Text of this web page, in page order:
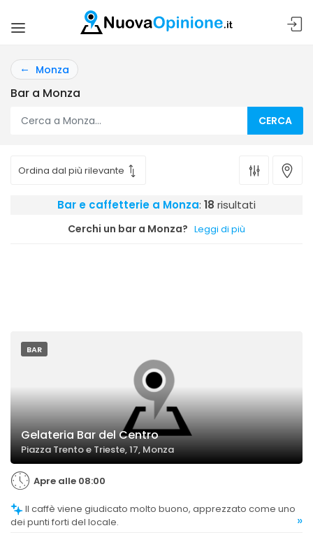
Monza
Bar a Monza
CERCA
Bar e caffetterie a Monza: 18 risultati
Cerchi un bar a Monza? Leggi di più
BAR
Gelateria Bar del Centro
Piazza Trento e Trieste, 17, Monza
Apre alle 08:00
dei punti forti del locale.
»